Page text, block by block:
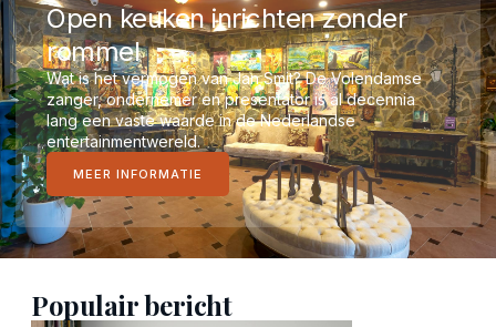
Open keuken inrichten zonder
rommel
Wat is het vermogen van Jan Smit? De Volendamse
zanger, ondernemer en presentator is al decennia
lang een vaste waarde in de Nederlandse
entertainmentwereld.
MEER INFORMATIE
Populair bericht